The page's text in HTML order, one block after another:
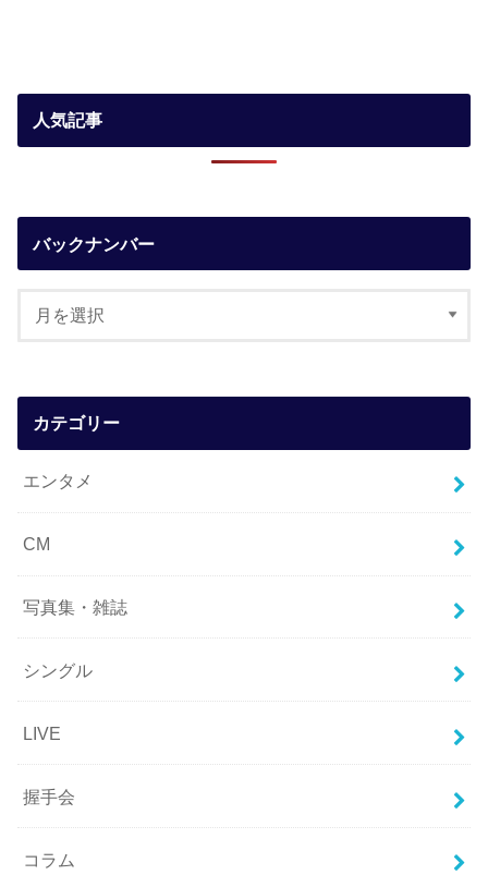
人気記事
バックナンバー
カテゴリー
エンタメ
CM
写真集・雑誌
シングル
LIVE
握手会
コラム